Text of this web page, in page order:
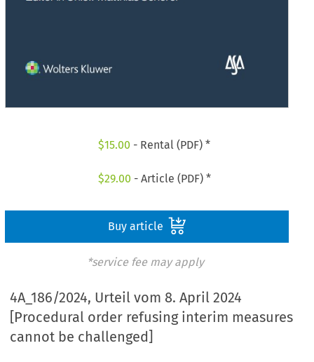
$15.00 - Rental (PDF) *
$29.00 - Article (PDF) *
Buy article
*service fee may apply
4A_186/2024, Urteil vom 8. April 2024
[Procedural order refusing interim measures
cannot be challenged]